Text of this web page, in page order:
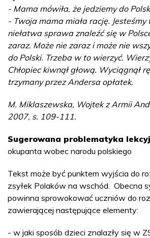
- Mama mówiła, że jedziemy do
- Twoja mama miała rację.
niełatwa sprawa znaleźć się w
zaraz. Może nie zaraz i może nie
do Polski. Trzeba w to wierzyć.
Chłopiec kiwnął głową. Wyciągnął
trzymany przez Andersa opłatek.
M. Miklaszewska, Wojtek z Armii
2007, s. 109-111.
Sugerowana problematyka
okupanta wobec narodu polskiego
Tekst może być punktem wyjścia do
zsyłek Polaków na wschód. Obecna
powinna sprowokować uczniów do
zawierającej następujące elementy:
- w jaki sposób dzieci znalazły się w